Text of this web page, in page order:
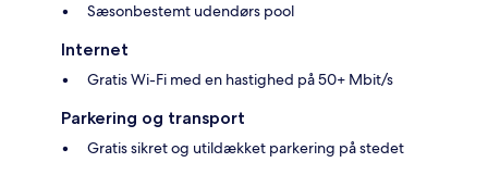
Sæsonbestemt udendørs pool
Internet
Gratis Wi-Fi med en hastighed på 50+ Mbit/s
Parkering og transport
Gratis sikret og utildækket parkering på stedet